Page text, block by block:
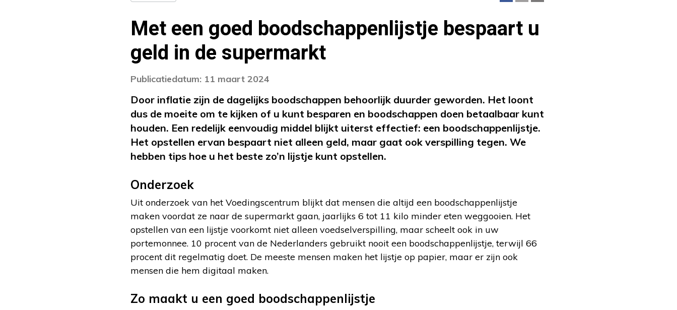
Met een goed boodschappenlijstje bespaart u
geld in de supermarkt
Publicatiedatum: 11 maart 2024
Door inflatie zijn de dagelijks boodschappen behoorlijk duurder geworden. Het loont
dus de moeite om te kijken of u kunt besparen en boodschappen doen betaalbaar kunt
houden. Een redelijk eenvoudig middel blijkt uiterst effectief: een boodschappenlijstje.
Het opstellen ervan bespaart niet alleen geld, maar gaat ook verspilling tegen. We
hebben tips hoe u het beste zo’n lijstje kunt opstellen.
Onderzoek
Uit onderzoek van het Voedingscentrum blijkt dat mensen die altijd een boodschappenlijstje
maken voordat ze naar de supermarkt gaan, jaarlijks 6 tot 11 kilo minder eten weggooien. Het
opstellen van een lijstje voorkomt niet alleen voedselverspilling, maar scheelt ook in uw
portemonnee. 10 procent van de Nederlanders gebruikt nooit een boodschappenlijstje, terwijl 66
procent dit regelmatig doet. De meeste mensen maken het lijstje op papier, maar er zijn ook
mensen die hem digitaal maken.
Zo maakt u een goed boodschappenlijstje